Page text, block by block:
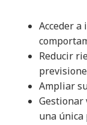
Acceder
Reducir
Ampliar
Gestionar
una única